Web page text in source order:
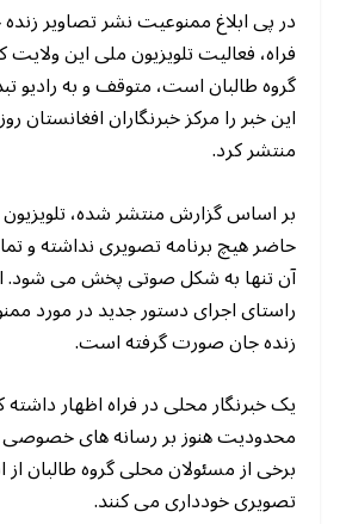
در پی ابلاغ ممنوعیت نشر تصاویر
فراه، فعالیت تلویزیون ملی این
گروه طالبان است، متوقف و به
منتشر کرد.
بر اساس گزارش منتشر شده،
حاضر هیچ برنامه تصویری نداشته و
آن تنها به شکل صوتی پخش می شود.
راستای اجرای دستور جدید در مورد
زنده جان صورت گرفته است.
یک خبرنگار محلی در فراه اظهار داشته
محدودیت هنوز بر رسانه های خصوصی
برخی از مسئولان محلی گروه طالبان
تصویری خودداری می کنند.